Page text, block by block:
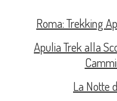
Roma: Trekking
Apulia Trek alla
La Notte